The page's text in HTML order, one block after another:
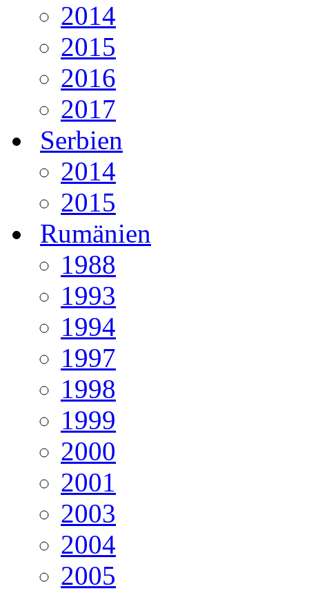
2014
2015
2016
2017
Serbien
2014
2015
Rumänien
1988
1993
1994
1997
1998
1999
2000
2001
2003
2004
2005